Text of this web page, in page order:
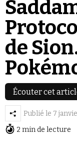
de
Écouter cet
Publié le 7
2 min de lecture